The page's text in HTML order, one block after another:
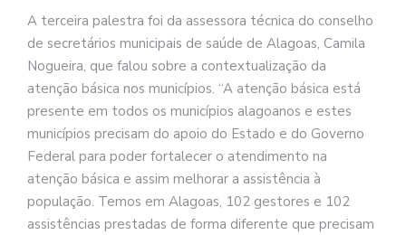
A terceira palestra foi da assessora técnica do conselho
de secretários municipais de saúde de Alagoas, Camila
Nogueira, que falou sobre a contextualização da
atenção básica nos municípios. “A atenção básica está
presente em todos os municípios alagoanos e estes
municípios precisam do apoio do Estado e do Governo
Federal para poder fortalecer o atendimento na
atenção básica e assim melhorar a assistência à
população. Temos em Alagoas, 102 gestores e 102
assistências prestadas de forma diferente que precisam